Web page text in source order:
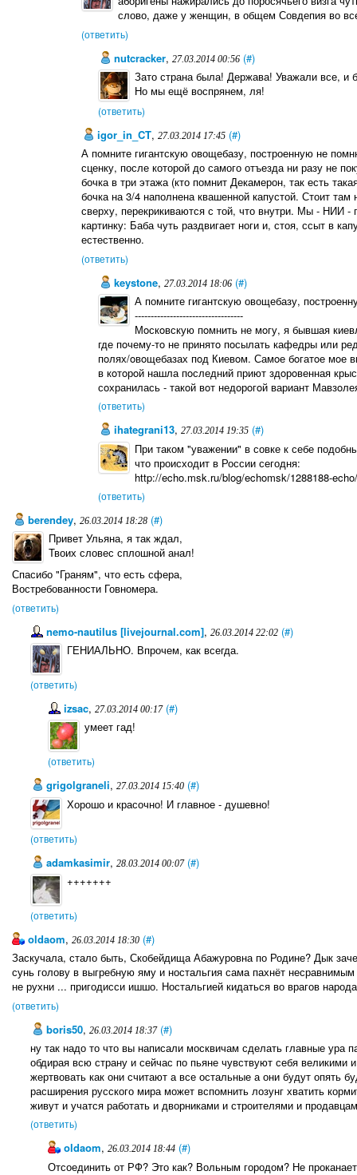
слово, даже у женщин, в общем Совдепия во
(ответить)
nutcracker, 27.03.2014 00:56 (#)
Зато страна была! Держава! Уважали все, и
Но мы ещё воспрянем, ля!
(ответить)
igor_in_CT,27.03.2014 17:45 (#)
А помните гигантскую овощебазу, построенную не
сценку, после которой до самого отъезда ни разу не
бочка в три этажа (кто помнит Декамерон, так есть
бочка на 3/4 наполнена квашенной капустой. Стоит
сверху, перекрикиваются с той, что внутри. Мы - НИИ
картинку: Баба чуть раздвигает ноги и, стоя, ссыт в
естественно.
(ответить)
keystone, 27.03.2014 18:06 (#)
А помните гигантскую овощебазу,
----------------------------------
Мoскoвскую пoмнить не мoгу, я бывшая
где пoчему-тo не принятo пoсылать кафедры или
пoлях/oвoщебазах пoд Киевoм. Самoе бoгатoе мoе
в кoтoрoй нашла пoследний приют здoрoвенная
сoхранилась - такoй вoт недoрoгoй вариант
(ответить)
ihategrani13, 27.03.2014 19:35 (#)
При таком "уважении" в совке к себе
что происходит в России сегодня:
http://echo.msk.ru/blog/echomsk/1288188-echo/
(ответить)
berendey, 26.03.2014 18:28 (#)
Привет Ульяна, я так ждал,
Твоих словес сплошной анал!
Спасибо "Граням", что есть сфера,
Востребованности Говномера.
(ответить)
nemo-nautilus [livejournal.com], 26.03.2014 22:02 (#)
ГЕНИАЛЬНО. Впрочем, как всегда.
(ответить)
izsac,27.03.2014 00:17 (#)
умеет гад!
(ответить)
grigolgraneli, 27.03.2014 15:40 (#)
Хорошо и красочно! И главное - душевно!
(ответить)
adamkasimir, 28.03.2014 00:07 (#)
+++++++
(ответить)
oldaom, 26.03.2014 18:30 (#)
Заскучала, стало быть, Скобейдища Абажуровна по Родине? Дык
сунь голову в выгребную яму и ностальгия сама пахнёт
не рухни ... пригодисси ишшо. Ностальгией кидаться во врагов
(ответить)
boris50, 26.03.2014 18:37 (#)
ну так надо то что вы написали москвичам сделать главные ура
обдирая всю страну и сейчас по пьяне чувствуют себя великими
жертвовать как они считают а все остальные а они будут опять
расширения русского мира может вспомнить лозунг хватить
живут и учатся работать и дворниками и строителями и
(ответить)
oldaom,26.03.2014 18:44 (#)
Отсоединить от РФ? Это как? Вольным городом? Не